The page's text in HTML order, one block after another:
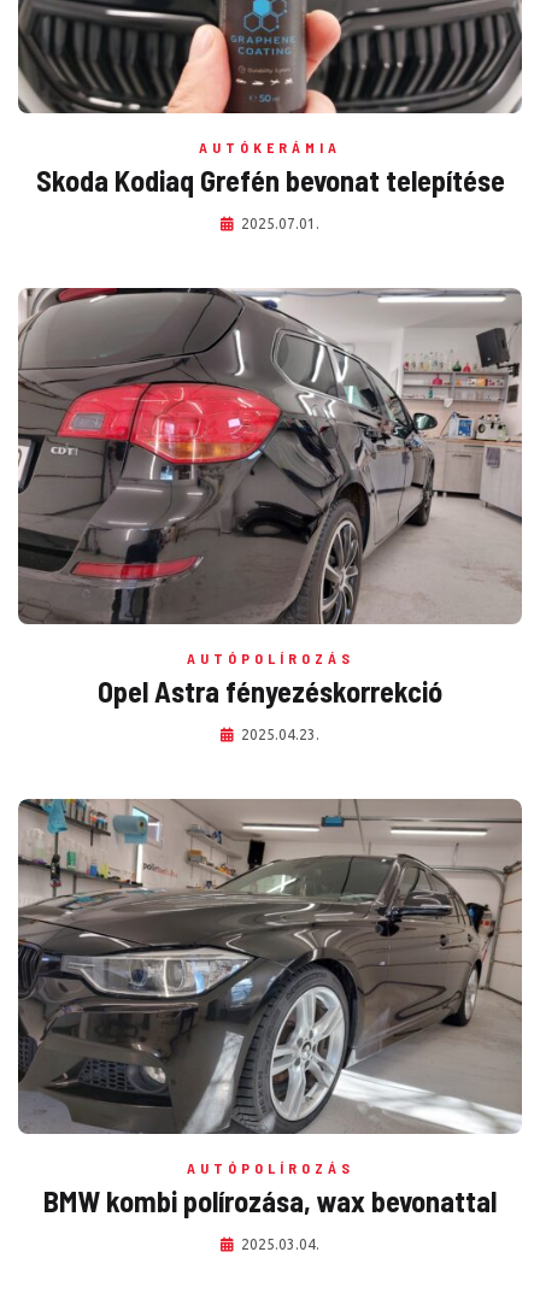
AUTÓKERÁMIA
Skoda Kodiaq Grefén bevonat telepítése
2025.07.01.
AUTÓPOLÍROZÁS
Opel Astra fényezéskorrekció
2025.04.23.
AUTÓPOLÍROZÁS
BMW kombi polírozása, wax bevonattal
2025.03.04.